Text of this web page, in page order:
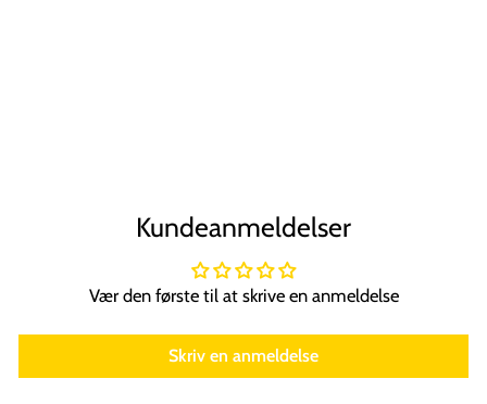
Kundeanmeldelser
Vær den første til at skrive en anmeldelse
Skriv en anmeldelse